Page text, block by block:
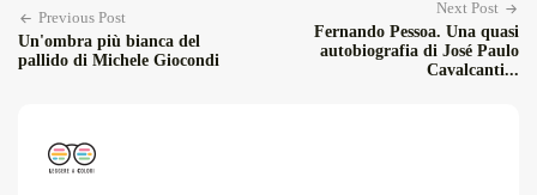
Previous Post
Un'ombra più bianca del
pallido di Michele Giocondi
Next Post
Fernando Pessoa. Una quasi
autobiografia di José Paulo
Cavalcanti...